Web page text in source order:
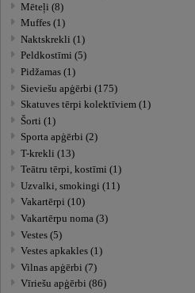
Mēteļi (8)
Muffes (1)
Naktskrekli (1)
Peldkostīmi (5)
Pidžamas (1)
Sieviešu apģērbi (175)
Skatuves tērpi kolektīviem (1)
Šorti (1)
Sporta apģērbi (2)
T-krekli (13)
Teātru tērpi, kostīmi (1)
Uzvalki, smokingi (11)
Vakartērpi (10)
Vakartērpu noma (3)
Vestes (5)
Vestes apkakles (1)
Vilnas apģērbi (7)
Vīriešu apģērbi (86)